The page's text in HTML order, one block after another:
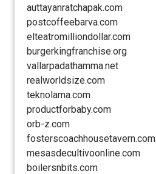
auttayanratchapak.com
postcoffeebarva.com
elteatromilliondollar.com
burgerkingfranchise.org
vallarpadathamma.net
realworldsize.com
teknolama.com
productforbaby.com
orb-z.com
fosterscoachhousetavern.com
mesasdecultivoonline.com
boilersnbits.com